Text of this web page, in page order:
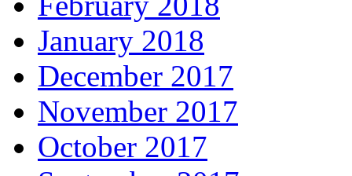
January 2018
December 2017
November 2017
October 2017